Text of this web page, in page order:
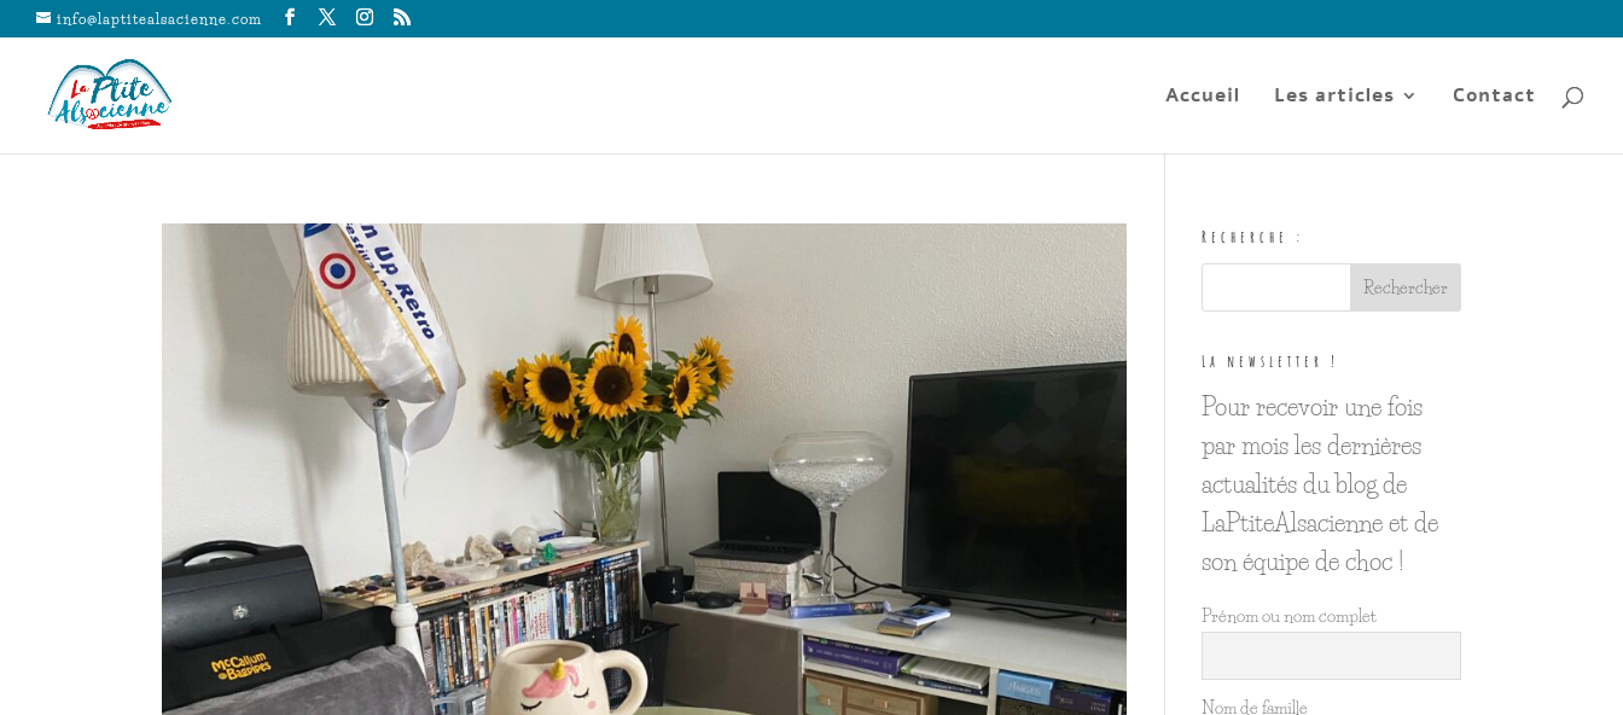
info@laptitealsacienne.com
Accueil Les articles Contact
Recherche :
La newsletter !
Pour recevoir une fois
par mois les dernières
actualités du blog de
LaPtiteAlsacienne et de
son équipe de choc !
Prénom ou nom complet
Nom de famille